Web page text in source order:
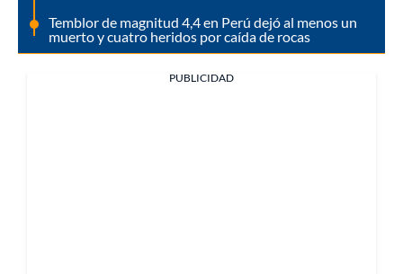
Temblor de magnitud 4,4 en Perú dejó al menos un
muerto y cuatro heridos por caída de rocas
PUBLICIDAD